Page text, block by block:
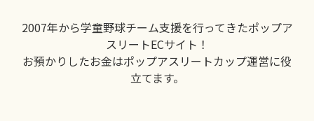
2007年から学童野球チーム支援を行ってきたポップア
スリートECサイト！
お預かりしたお金はポップアスリートカップ運営に役
立てます。